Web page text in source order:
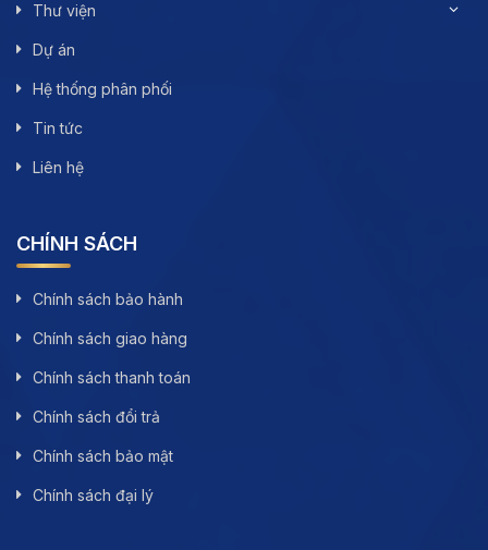
Thư viện
Dự án
Hệ thống phân phối
Tin tức
Liên hệ
CHÍNH SÁCH
Chính sách bảo hành
Chính sách giao hàng
Chính sách thanh toán
Chính sách đổi trả
Chính sách bảo mật
Chính sách đại lý